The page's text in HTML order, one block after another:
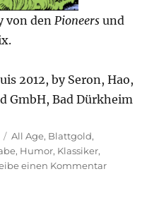
von denPioneers und
2012, by Seron, Hao,
GmbH, Bad Dürkheim
Schlagwörter
All Age, Blattgold,
, Humor, Klassiker,
einen Kommentarzu